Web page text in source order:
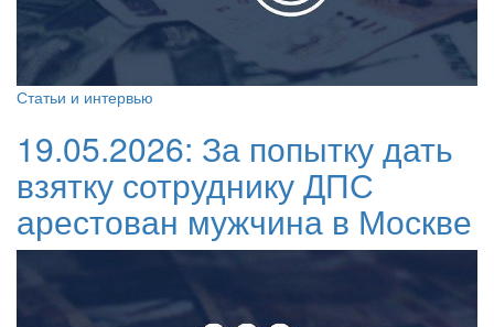
Статьи и интервью
19.05.2026: За попытку дать
взятку сотруднику ДПС
арестован мужчина в Москве